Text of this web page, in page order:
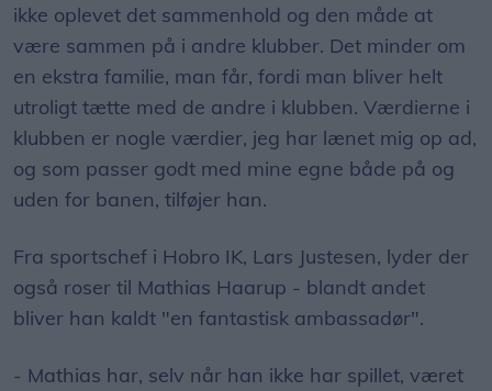
ikke oplevet det sammenhold og den måde at
være sammen på i andre klubber. Det minder om
en ekstra familie, man får, fordi man bliver helt
utroligt tætte med de andre i klubben. Værdierne i
klubben er nogle værdier, jeg har lænet mig op ad,
og som passer godt med mine egne både på og
uden for banen, tilføjer han.
Fra sportschef i Hobro IK, Lars Justesen, lyder der
også roser til Mathias Haarup - blandt andet
bliver han kaldt "en fantastisk ambassadør".
- Mathias har, selv når han ikke har spillet, været